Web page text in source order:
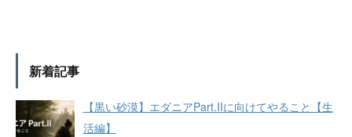
新着記事
【黒い砂漠】エダニアPart.IIに向けてやること【生
活編】